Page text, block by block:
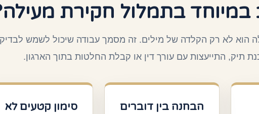
בתמלול חקירת
הוא לא רק הקלדה של מילים. זה מסמך עבודה שיכול לשמש
תיק, התייעצות עם עורך דין או קבלת החלטות בתוך הארגון.
הבחנה בין דוברים
סימון קטעים לא